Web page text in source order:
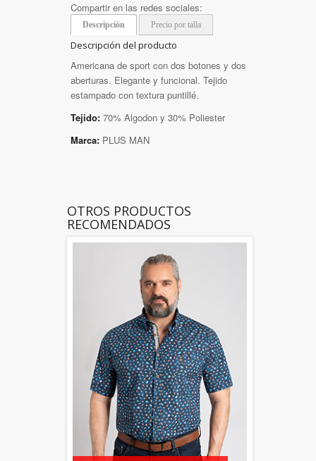
Compartir en las redes sociales:
Descripción Precio por talla
Descripción del producto
Americana de sport con dos botones y dos
aberturas. Elegante y funcional. Tejido
estampado con textura puntillé.
Tejido: 70% Algodon y 30% Poliester
Marca: PLUS MAN
OTROS PRODUCTOS
RECOMENDADOS